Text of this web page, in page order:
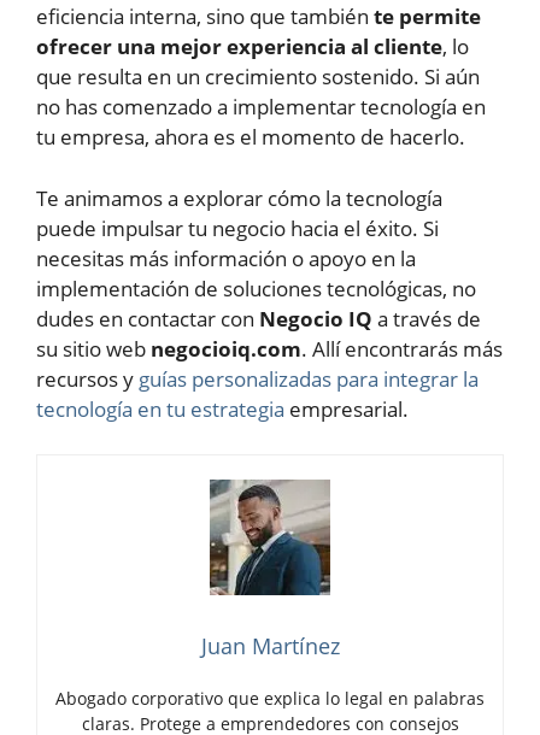
eficiencia interna, sino que también te permite
ofrecer una mejor experiencia al cliente, lo
que resulta en un crecimiento sostenido. Si aún
no has comenzado a implementar tecnología en
tu empresa, ahora es el momento de hacerlo.
Te animamos a explorar cómo la tecnología
puede impulsar tu negocio hacia el éxito. Si
necesitas más información o apoyo en la
implementación de soluciones tecnológicas, no
dudes en contactar con Negocio IQ a través de
su sitio web negocioiq.com. Allí encontrarás más
recursos y guías personalizadas para integrar la
tecnología en tu estrategia empresarial.
Juan Martínez
Abogado corporativo que explica lo legal en palabras
claras. Protege a emprendedores con consejos